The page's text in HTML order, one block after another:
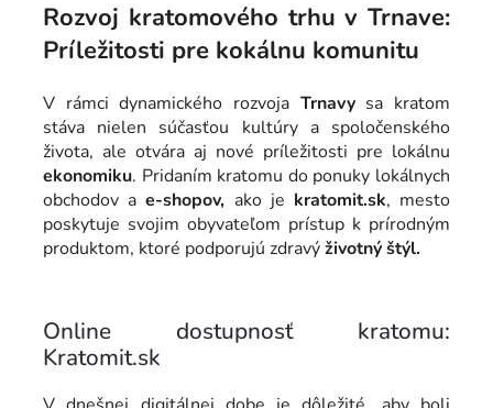
Rozvoj kratomového trhu v Trnave:
Príležitosti pre kokálnu komunitu
V rámci dynamického rozvoja Trnavysa kratom
stáva nielen súčasťou kultúry a spoločenského
života, ale otvára aj nové príležitosti pre lokálnu
ekonomiku. Pridaním kratomu do ponuky lokálnych
obchodov ae-shopov, ako je kratomit.sk, mesto
poskytuje svojim obyvateľom prístup k prírodným
produktom, ktoré podporujú zdravýživotný štýl.
Online dostupnosť kratomu:
Kratomit.sk